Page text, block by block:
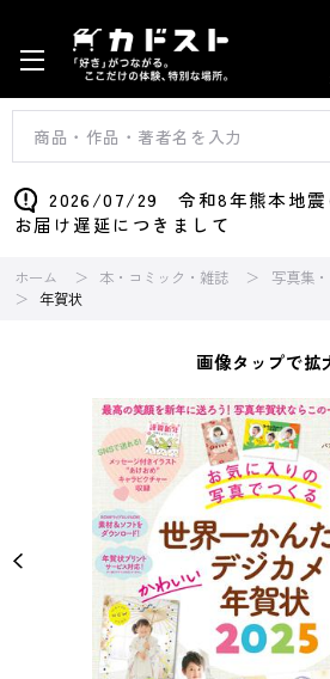
2026/07/29 令和8年熊本地震
お届け遅延につきまして
ホーム 本・コミック・雑誌
写真集
年賀状
画像タップで拡